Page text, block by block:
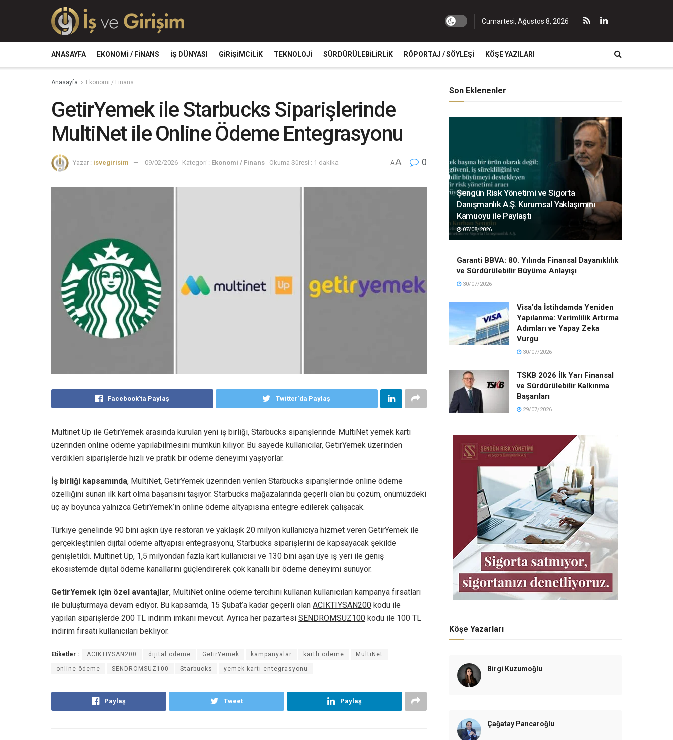
Cumartesi, Ağustos 8, 2026
ANASAYFA EKONOMI / FINANS İŞ DÜNYASI GIRIŞIMCILIK TEKNOLOJI SÜRDÜRÜLEBILIRLIK RÖPORTAJ / SÖYLEŞI KÖŞE YAZILARI
Anasayfa Ekonomi / Finans
GetirYemek ile Starbucks Siparişlerinde
MultiNet ile Online Ödeme Entegrasyonu
Yazar : isvegirisim 09/02/2026 Kategori : Ekonomi / Finans Okuma Süresi : 1 dakika AA 0
Facebook'ta Paylaş Twitter'da Paylaş
Multinet Up ile GetirYemek arasında kurulan yeni iş birliği, Starbucks siparişlerinde MultiNet yemek kartı
üzerinden online ödeme yapılabilmesini mümkün kılıyor. Bu sayede kullanıcılar, GetirYemek üzerinden
verdikleri siparişlerde hızlı ve pratik bir ödeme deneyimi yaşıyorlar.
İş birliği kapsamında, MultiNet, GetirYemek üzerinden verilen Starbucks siparişlerinde online ödeme
özelliğini sunan ilk kart olma başarısını taşıyor. Starbucks mağazalarında geçerli olan bu çözüm, önümüzdeki
üç ay boyunca yalnızca GetirYemek’in online ödeme altyapısına entegre edilerek çalışacak.
Türkiye genelinde 90 bini aşkın üye restoran ve yaklaşık 20 milyon kullanıcıya hizmet veren GetirYemek ile
gerçekleştirilen dijital ödeme altyapısı entegrasyonu, Starbucks siparişlerini de kapsayacak şekilde
genişletildi. Multinet Up, 1,5 milyondan fazla kart kullanıcısı ve 130 bini aşan üye iş yeri ile geniş
ekosistemde dijital ödeme kanallarını güçlendirerek çok kanallı bir ödeme deneyimi sunuyor.
GetirYemek için özel avantajlar, MultiNet online ödeme tercihini kullanan kullanıcıları kampanya fırsatları
ile buluşturmaya devam ediyor. Bu kapsamda, 15 Şubat’a kadar geçerli olan ACIKTIYSAN200 kodu ile
yapılan siparişlerde 200 TL indirim imkanı mevcut. Ayrıca her pazartesi SENDROMSUZ100 kodu ile 100 TL
indirim fırsatı kullanıcıları bekliyor.
Etiketler : ACIKTIYSAN200 dijital ödeme GetirYemek kampanyalar kartlı ödeme MultiNet
online ödeme SENDROMSUZ100 Starbucks yemek kartı entegrasyonu
Paylaş Tweet Paylaş
Son Eklenenler
Şengün Risk Yönetimi ve Sigorta
Danışmanlık A.Ş. Kurumsal Yaklaşımını
Kamuoyu ile Paylaştı
07/08/2026
Garanti BBVA: 80. Yılında Finansal Dayanıklılık
ve Sürdürülebilir Büyüme Anlayışı
30/07/2026
Visa’da İstihdamda Yeniden
Yapılanma: Verimlilik Artırma
Adımları ve Yapay Zeka
Vurgu
30/07/2026
TSKB 2026 İlk Yarı Finansal
ve Sürdürülebilir Kalkınma
Başarıları
29/07/2026
Köşe Yazarları
Birgi Kuzumoğlu
Çağatay Pancaroğlu